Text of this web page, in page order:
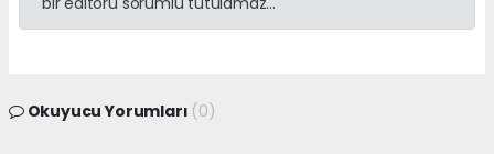
Okuyucu Yorumları (0)